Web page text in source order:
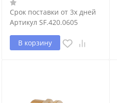
Срок поставки от 3х дней
Артикул SF.420.0605
В корзину